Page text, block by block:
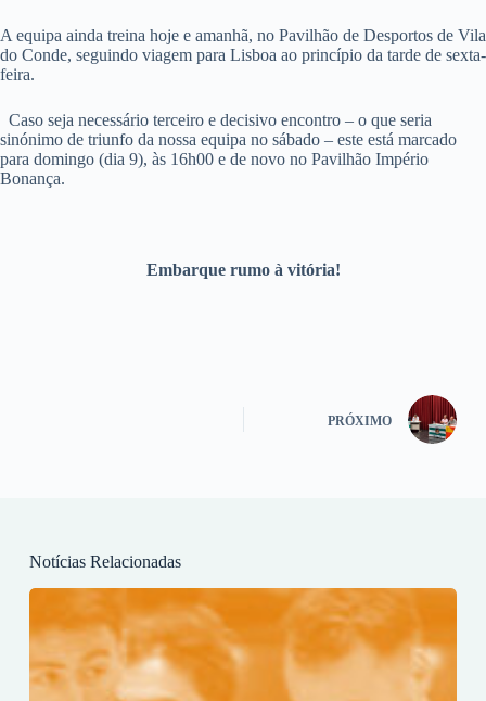
A equipa ainda treina hoje e amanhã, no Pavilhão de Desportos de Vila
do Conde, seguindo viagem para Lisboa ao princípio da tarde de sexta-
feira.
Caso seja necessário terceiro e decisivo encontro – o que seria
sinónimo de triunfo da nossa equipa no sábado – este está marcado
para domingo (dia 9), às 16h00 e de novo no Pavilhão Império
Bonança.
Embarque rumo à vitória!
PRÓXIMO
Notícias Relacionadas